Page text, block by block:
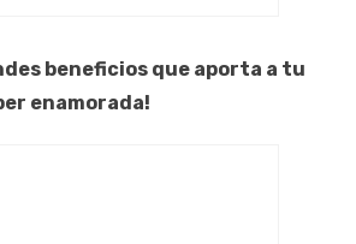
beneficios que aporta a tu
enamorada!